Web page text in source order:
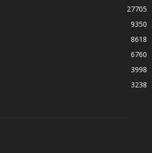
27705
9350
8618
6760
3998
3238